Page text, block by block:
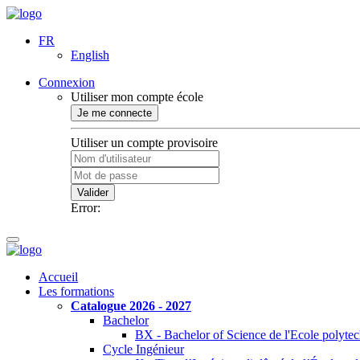
FR
English
Connexion
Utiliser mon compte école
Je me connecte
Utiliser un compte provisoire
Valider
Error:
Accueil
Les formations
Catalogue 2026 - 2027
Bachelor
BX - Bachelor of Science de l'Ecole
Cycle Ingénieur